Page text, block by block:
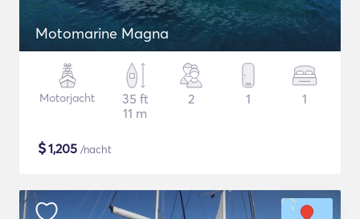
Motomarine Magna
Motorjacht
35 ft
11 m
2 1 1
$1,205 /nacht